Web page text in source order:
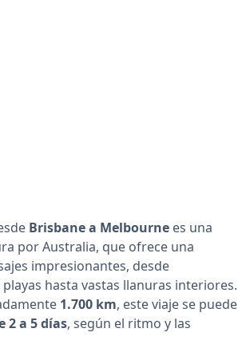
Brisbane a Melbourne es una
por Australia, que ofrece una
impresionantes, desde
hasta vastas llanuras interiores.
1.700 km, este viaje se puede
2 a 5 días, según el ritmo y las